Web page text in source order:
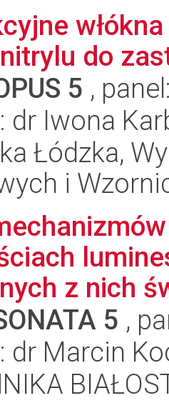
do
5 ,
dr Iwona
Łódzka,
i
z nich
5 ,
dr Marcin